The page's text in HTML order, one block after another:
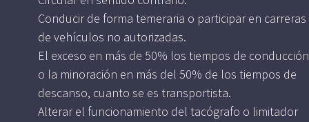
Conducir de forma temeraria o participar en carreras
de vehículos no autorizadas.
El exceso en más de 50% los tiempos de conducción
o la minoración en más del 50% de los tiempos de
descanso, cuanto se es transportista.
Alterar el funcionamiento del tacógrafo o limitador